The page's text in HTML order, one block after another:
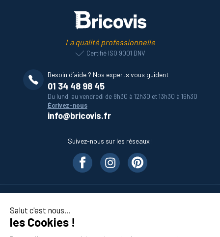
Salut c'est nous...
les Cookies !
La qualité professionnelle
Certifié ISO 9001 DNV
Besoin d’aide ? Nos experts vous guident
01 34 48 98 45
Du lundi au vendredi de 8h30 à 12h30 et 13h30 à 16h30
Écrivez-nous
info@bricovis.fr
Suivez-nous sur les réseaux !
En savoir plus